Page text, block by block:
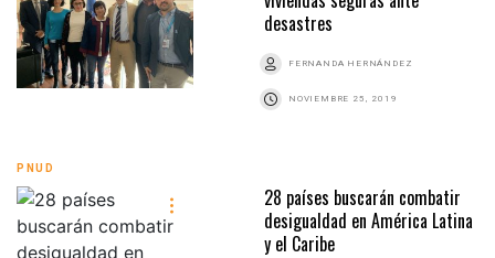
desastres
FERNANDA HERNÁNDEZ
NOVIEMBRE 25, 2019
PNUD
28 países buscarán combatir
desigualdad en América Latina
y el Caribe